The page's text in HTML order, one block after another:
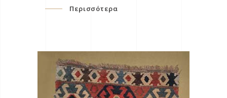
Περισσότερα